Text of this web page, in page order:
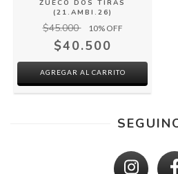
ZUECO DOS TIRAS
(21.AMBI.26)
$45.000 10% OFF
$40.500
AGREGAR AL CARRITO